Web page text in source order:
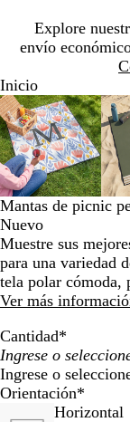
Explore
envío
Diapositiva
1
Inicio
Imagen
ampliable
con
zoom
Ampliado
al
mínimo
Haga
clic
para
expandir
Use
la
tecla
de
más
(+)
para
acercar/alejar
con
zoom
y
las
teclas
de
Diapositiva
1
de
4
Mantas de picnic
Nuevo
Muestre sus
para una variedad
tela polar cómoda,
Ver más
Cantidad*
Ingrese o
Orientación*
Horizontal